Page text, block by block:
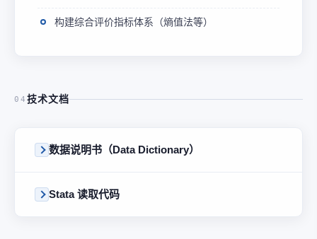
构建综合评价指标体系（熵值法等）
04 技术文档
数据说明书（Data Dictionary）
Stata 读取代码